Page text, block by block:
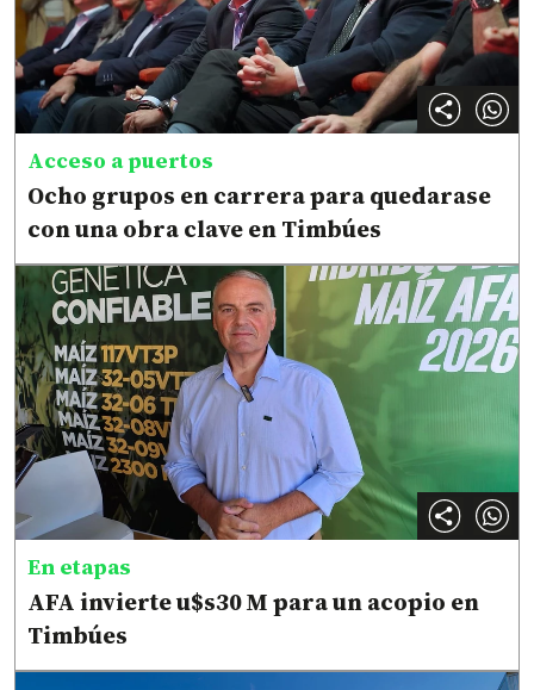
Acceso a puertos
Ocho grupos en carrera para quedarase
con una obra clave en Timbúes
En etapas
AFA invierte u$s30 M para un acopio en
Timbúes